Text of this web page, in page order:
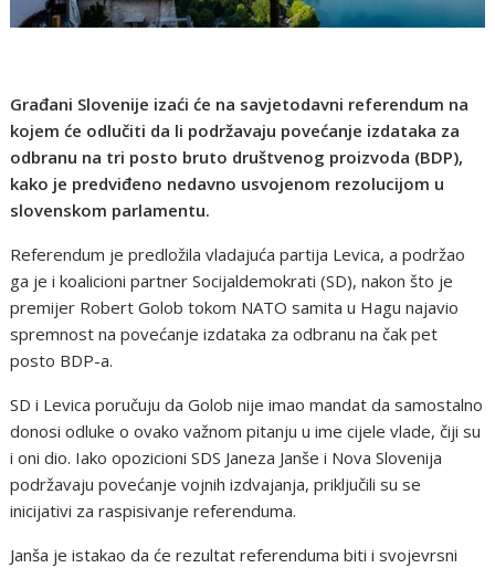
Građani Slovenije izaći će na savjetodavni referendum na
kojem će odlučiti da li podržavaju povećanje izdataka za
odbranu na tri posto bruto društvenog proizvoda (BDP),
kako je predviđeno nedavno usvojenom rezolucijom u
slovenskom parlamentu.
Referendum je predložila vladajuća partija Levica, a podržao
ga je i koalicioni partner Socijaldemokrati (SD), nakon što je
premijer Robert Golob tokom NATO samita u Hagu najavio
spremnost na povećanje izdataka za odbranu na čak pet
posto BDP-a.
SD i Levica poručuju da Golob nije imao mandat da samostalno
donosi odluke o ovako važnom pitanju u ime cijele vlade, čiji su
i oni dio. Iako opozicioni SDS Janeza Janše i Nova Slovenija
podržavaju povećanje vojnih izdvajanja, priključili su se
inicijativi za raspisivanje referenduma.
Janša je istakao da će rezultat referenduma biti i svojevrsni